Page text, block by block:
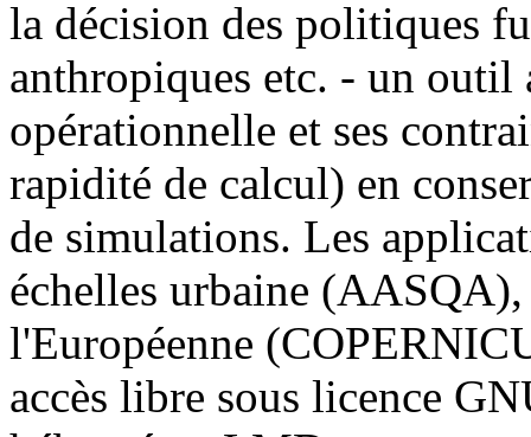
la décision des politiques
anthropiques etc. - un outil
opérationnelle et ses
rapidité de calcul) en
de simulations. Les
échelles urbaine
l'Européenne
accès libre sous licence